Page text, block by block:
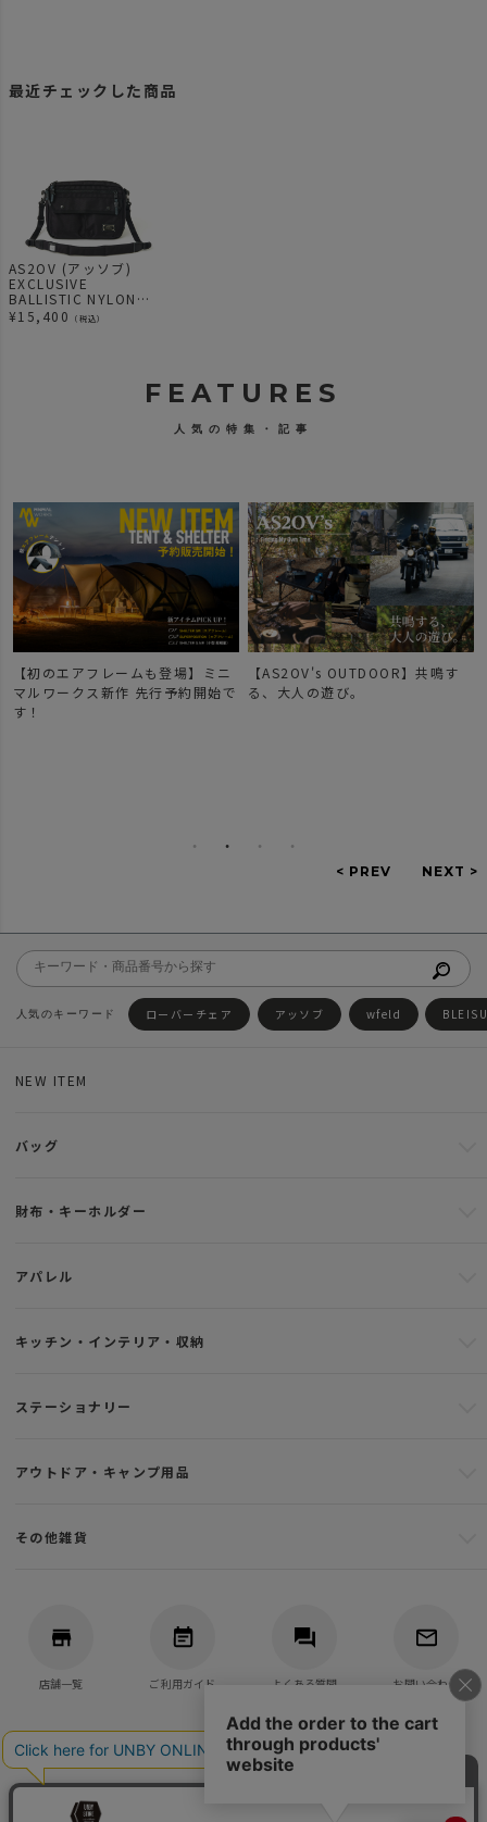
最近チェックした商品
AS2OV (アッソブ)
EXCLUSIVE
BALLISTIC NYLON
MINI SHOULDER 02
¥15,400 （税込）
FEATURES
人気の特集・記事
【初のエアフレームも登場】ミニ
マルワークス新作 先行予約開始で
す！
【AS2OV's OUTDOOR】共鳴す
る、大人の遊び。
ローバーチェア アッソブ wfeld
NEW ITEM
バッグ
財布・キーホルダー
アパレル
キッチン・インテリア・収納
ステーショナリー
アウトドア・キャンプ用品
その他雑貨
店舗一覧 ご利用ガイド よくある質問 お問い合わせ